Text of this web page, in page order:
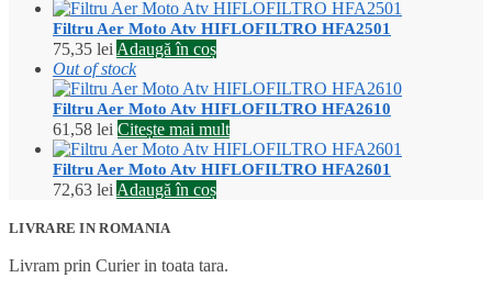
Filtru Aer Moto Atv HIFLOFILTRO HFA2501
75,35 lei Adaugă în coș
Out of stock
Filtru Aer Moto Atv HIFLOFILTRO HFA2610
61,58 lei Citește mai mult
Filtru Aer Moto Atv HIFLOFILTRO HFA2601
72,63 lei Adaugă în coș
LIVRARE IN ROMANIA
Livram prin Curier in toata tara.